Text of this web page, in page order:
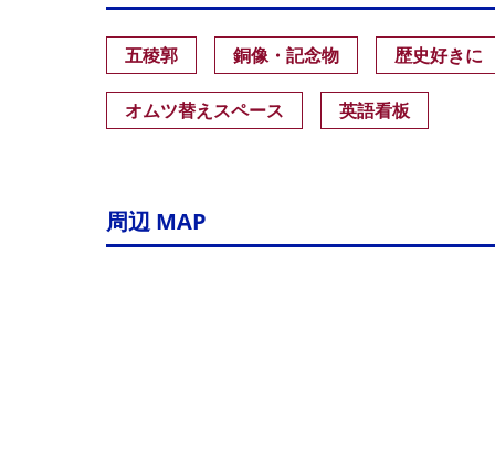
五稜郭 銅像・記念物 歴史好きに
オムツ替えスペース 英語看板
周辺 MAP